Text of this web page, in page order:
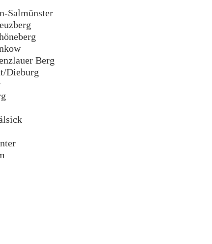
Salmünster
Berg
Dieburg